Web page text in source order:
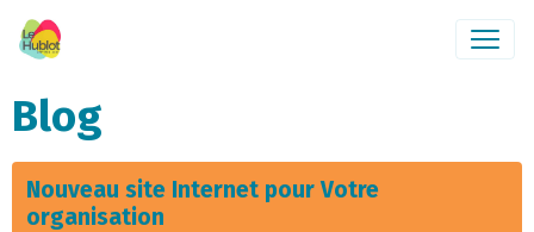
Blog
Nouveau site Internet pour Votre
organisation